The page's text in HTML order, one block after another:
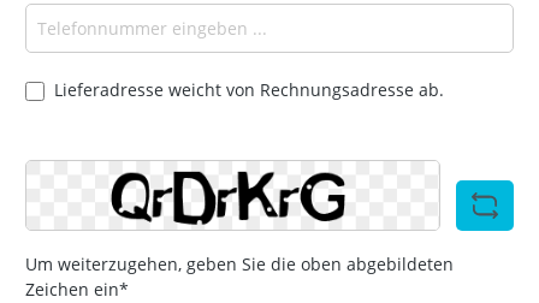
Lieferadresse weicht von Rechnungsadresse ab.
Um weiterzugehen, geben Sie die oben abgebildeten
Zeichen ein*